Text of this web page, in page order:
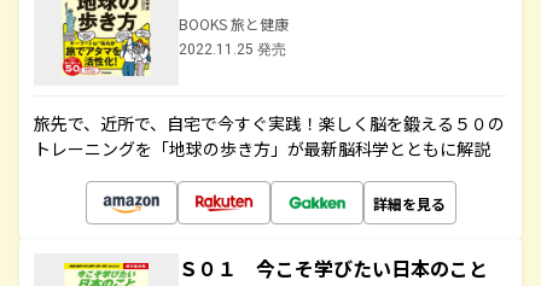
BOOKS 旅と健康
2022.11.25 発売
旅先で、近所で、自宅で今すぐ実践！楽しく脳を鍛える５０の
トレーニングを「地球の歩き方」が最新脳科学とともに解説
詳細を見る
Ｓ０１ 今こそ学びたい日本のこと